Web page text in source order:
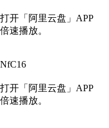
开「阿里云盘」APP
速播放。
开「阿里云盘」APP
速播放。